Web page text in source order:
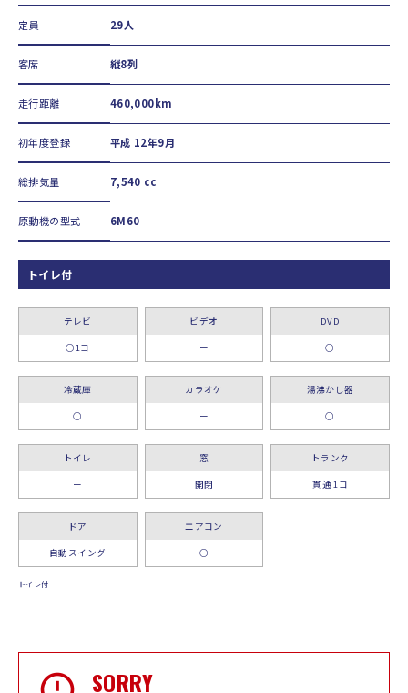
定員 29人
客席 縦8列
走行距離 460,000km
初年度登録 平成 12年9月
総排気量 7,540 cc
原動機の型式 6M60
トイレ付
テレビ
○1コ
ビデオ
ー
DVD
○
冷蔵庫
○
カラオケ
ー
湯沸かし器
○
トイレ
ー
窓
開閉
トランク
貫通 1コ
ドア
自動スイング
エアコン
○
トイレ付
SORRY